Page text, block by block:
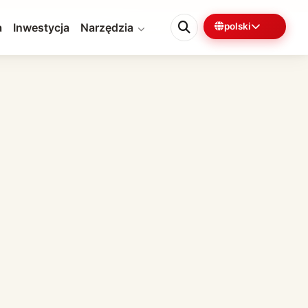
Inwestycja Narzędzia polski
0% 5 min pozostało